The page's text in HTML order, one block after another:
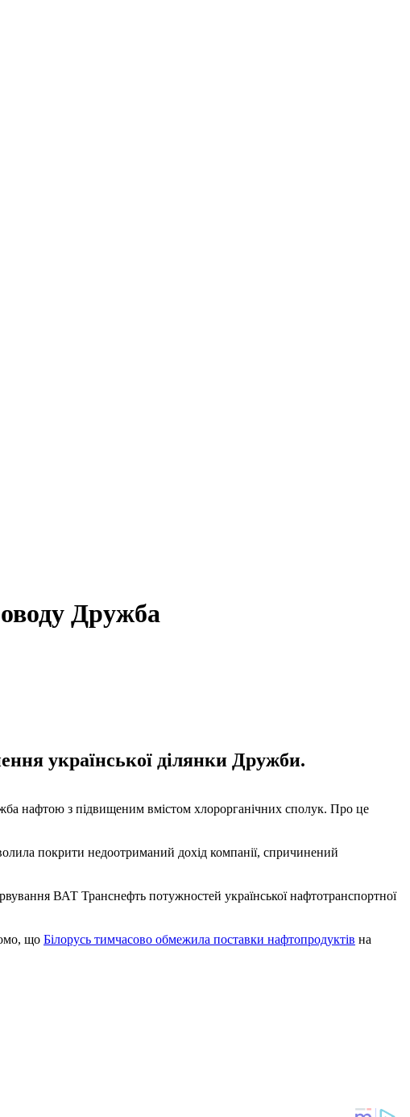
Дружба
української ділянки Дружби.
нафтою з підвищеним вмістом хлорорганічних сполук. Про це
покрити недоотриманий дохід компанії, спричинений
ВАТ Транснефть потужностей української нафтотранспортної
що Білорусь тимчасово обмежила поставки нафтопродуктів на